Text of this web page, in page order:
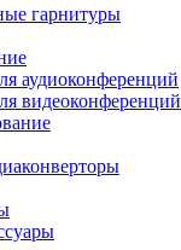
гарнитуры
аудиоконференций
видеоконференций